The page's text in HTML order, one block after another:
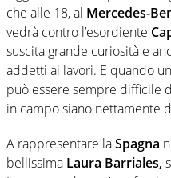
che alle 18, al Mercedes-
vedrà contro l’esordiente
suscita grande curiosità e
addetti ai lavori. E quando
può essere sempre difficile
in campo siano nettamente
A rappresentare laSpagna
bellissima Laura Barriales,